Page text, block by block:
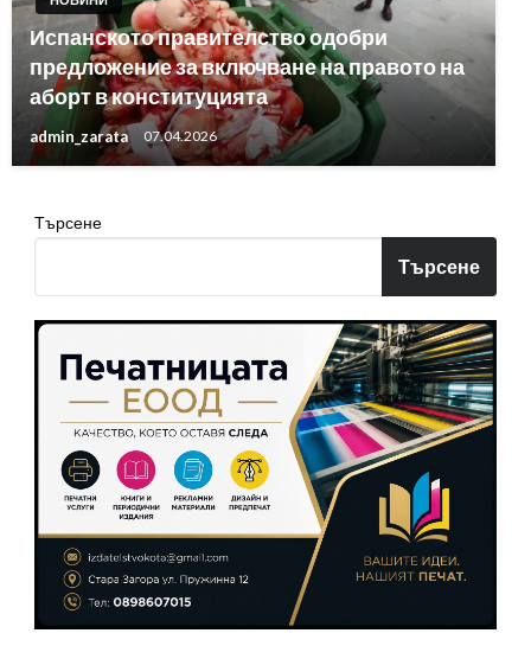
Испанското правителство одобри
предложение за включване на правото на
аборт в конституцията
admin_zarata 07.04.2026
Търсене
Търсене